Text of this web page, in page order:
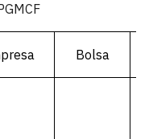
Bolsa